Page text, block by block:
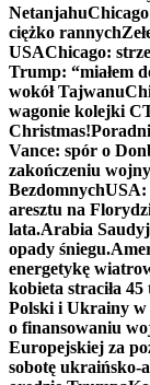
Netanjahu
ciężko rannych
USAChicago:
Trump: “miałem
wokół Tajwanu
wagonie kolejki
Christmas!
Vance: spór o
zakończeniu wojny
BezdomnychUSA:
aresztu na
lata.Arabia
opady śniegu.
energetykę
kobieta straciła
Polski i Ukrainy w
o finansowaniu
Europejskiej za
sobotę ukraińsko-